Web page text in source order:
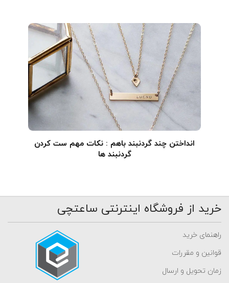
انداختن چند گردنبند باهم : نکات مهم ست کردن
گردنبند ها
خرید از فروشگاه اینترنتی ساعتچی
راهنمای خرید
قوانین و مقررات
زمان تحویل و ارسال